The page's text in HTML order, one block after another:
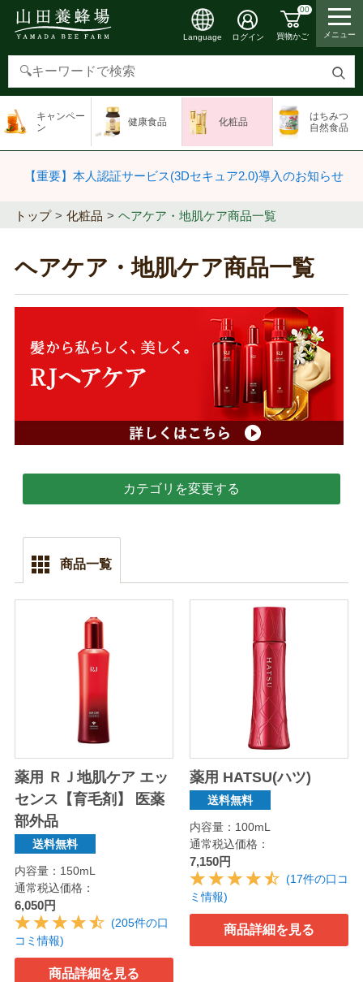
検
す
Language ログイン
00
買物かご メニュー
キャンペー
ン
健康食品 化粧品
はちみつ
自然食品
【重要】本人認証サービス(3Dセキュア2.0)導入のお知らせ
トップ 化粧品 ヘアケア・地肌ケア商品一覧
ヘアケア・地肌ケア商品一覧
カテゴリを変更する
商品一覧
薬用 ＲＪ地肌ケア エッ
センス【育毛剤】 医薬
部外品
送料無料
内容量：150mL
通常税込価格：
6,050円
(205件の口
コミ情報)
商品詳細を見る
薬用 HATSU(ハツ)
送料無料
内容量：100mL
通常税込価格：
7,150円
(17件の口コ
ミ情報)
商品詳細を見る